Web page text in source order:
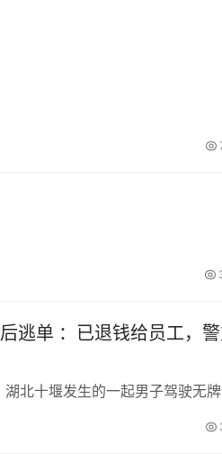
逃单 ：已退钱给员工，
北十堰发生的一起男子驾驶无